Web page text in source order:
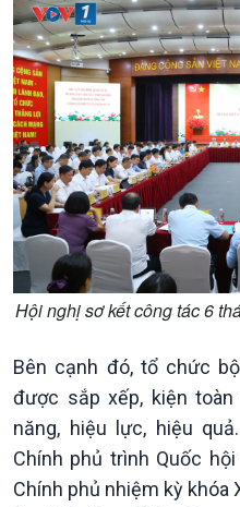
Chính trị
Tin Chính trị
Chính phủ với người dân
Quốc hội với cử tri
Xây dựng đảng
Đảng trong cuộc sống
Nhận diện sự thật
Pháp luật và đời sống
Hội nghị sơ kết công tác 6
Bên cạnh đó, tổ chức
được sắp xếp, kiện
năng, hiệu lực, hiệu
Chính phủ trình Quốc
Chính phủ nhiệm kỳ khóa